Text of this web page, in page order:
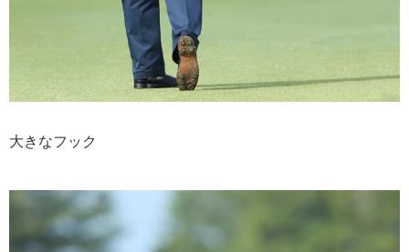
大きなフック